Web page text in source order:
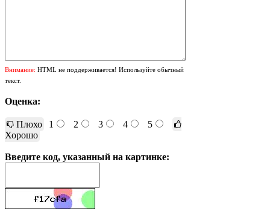
Внимание: HTML не поддерживается! Используйте обычный
текст.
Оценка:
Плохо 1 2 3 4
5
Хорошо
Введите код, указанный на картинке: